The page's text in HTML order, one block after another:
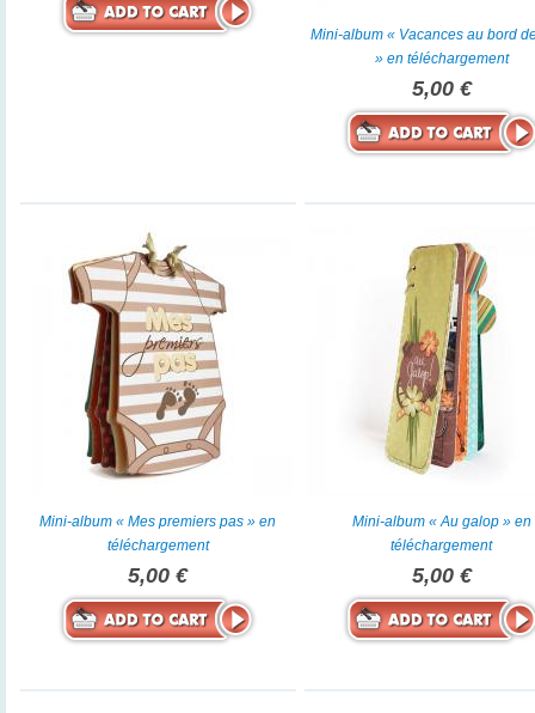
Mini-album « Vacances au bord
» en téléchargement
5,00 €
Mini-album « Mes premiers pas » en
téléchargement
5,00 €
Mini-album « Au galop » en
téléchargement
5,00 €